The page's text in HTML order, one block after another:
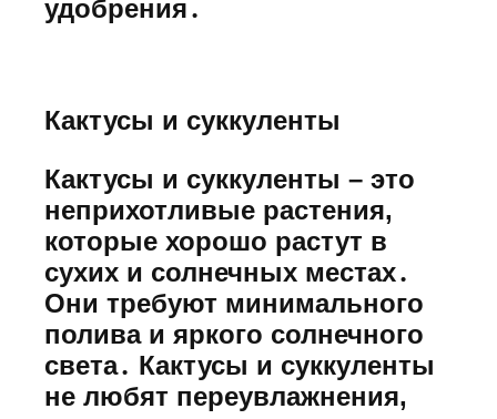
удобрения․
Кактусы и суккуленты
Кактусы и суккуленты – это
неприхотливые растения,
которые хорошо растут в
сухих и солнечных местах․
Они требуют минимального
полива и яркого солнечного
света․ Кактусы и суккуленты
не любят переувлажнения,